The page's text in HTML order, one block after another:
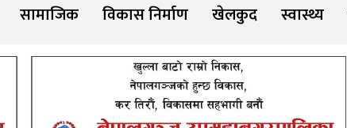
सामाजिक विकास निर्माण खेलकुद स्वास्थ्य